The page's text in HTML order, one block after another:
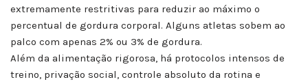
extremamente restritivas para reduzir ao máximo o
percentual de gordura corporal. Alguns atletas sobem ao
palco com apenas 2% ou 3% de gordura.
Além da alimentação rigorosa, há protocolos intensos de
treino, privação social, controle absoluto da rotina e